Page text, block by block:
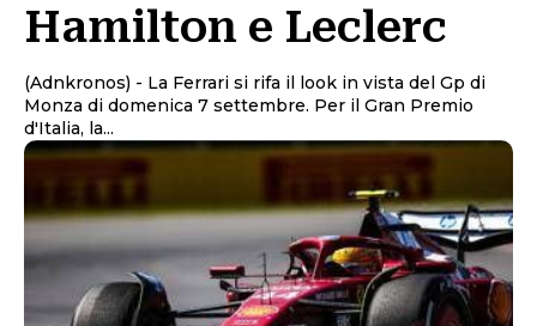
Hamilton e Leclerc
(Adnkronos) - La Ferrari si rifa il look in vista del Gp di
Monza di domenica 7 settembre. Per il Gran Premio
d'Italia, la...